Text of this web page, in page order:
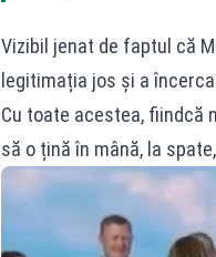
Vizibil jenat de faptul că
legitimația jos și a
Cu toate acestea, fiindcă
să o țină în mână, la